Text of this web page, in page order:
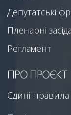
Депутатські
Пленарні
Регламент
ПРО ПРОЄКТ
Єдині правила